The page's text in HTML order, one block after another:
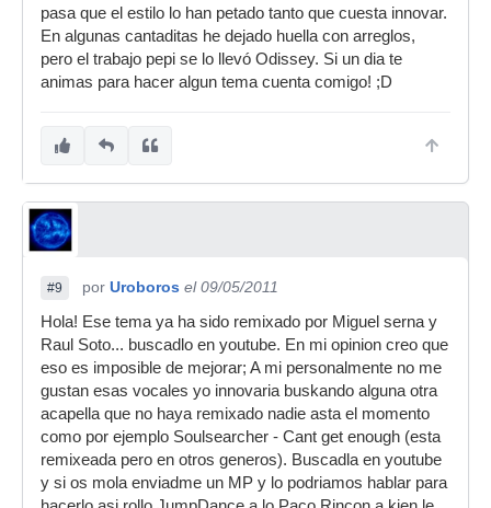
pasa que el estilo lo han petado tanto que cuesta innovar.
En algunas cantaditas he dejado huella con arreglos,
pero el trabajo pepi se lo llevó Odissey. Si un dia te
animas para hacer algun tema cuenta comigo! ;D
#9 por Uroboros el 09/05/2011
Hola! Ese tema ya ha sido remixado por Miguel serna y
Raul Soto... buscadlo en youtube. En mi opinion creo que
eso es imposible de mejorar; A mi personalmente no me
gustan esas vocales yo innovaria buskando alguna otra
acapella que no haya remixado nadie asta el momento
como por ejemplo Soulsearcher - Cant get enough (esta
remixeada pero en otros generos). Buscadla en youtube
y si os mola enviadme un MP y lo podriamos hablar para